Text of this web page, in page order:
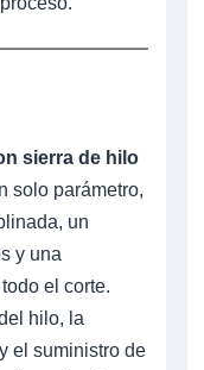
sierra de hilo
solo parámetro,
un
y una
el corte.
hilo, la
el suministro de